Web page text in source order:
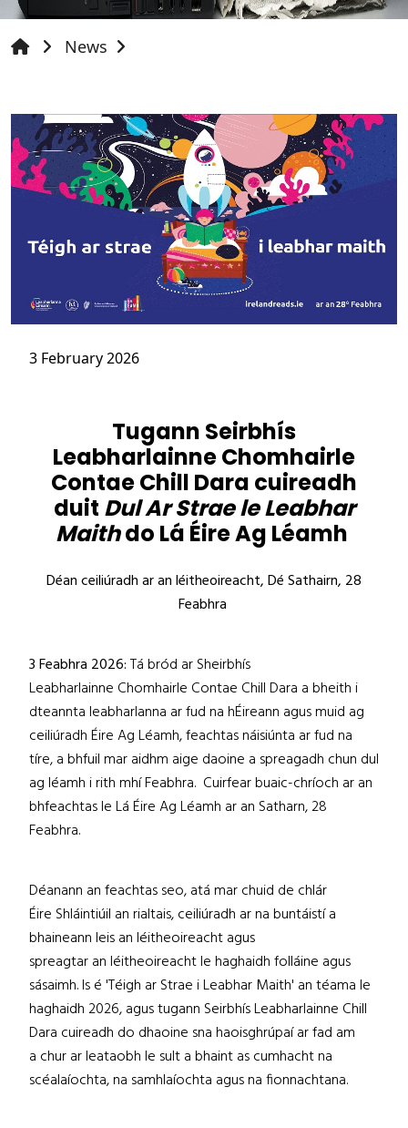
News
3 February 2026
Tugann Seirbhís
Leabharlainne Chomhairle
Contae Chill Dara cuireadh
duit Dul Ar Strae le Leabhar
Maithdo Lá Éire Ag Léamh
Déan ceiliúradh ar an léitheoireacht, Dé Sathairn, 28
Feabhra
3 Feabhra 2026:Tá bród ar Sheirbhís
Leabharlainne Chomhairle Contae Chill Dara a bheith i
dteannta leabharlanna ar fud na hÉireann agus muid ag
ceiliúradh Éire Ag Léamh, feachtas náisiúnta ar fud na
tíre, a bhfuil mar aidhm aige daoine a spreagadh chun dul
ag léamh i rith mhí Feabhra. Cuirfear buaic-chríoch ar an
bhfeachtas le Lá Éire Ag Léamh ar an Satharn, 28
Feabhra.
Déanann an feachtas seo, atá mar chuid de chlár
Éire Shláintiúil an rialtais, ceiliúradh ar na buntáistí a
bhaineann leis an léitheoireacht agus
spreagtar an léitheoireacht le haghaidh folláine agus
sásaimh. Is é 'Téigh ar Strae i Leabhar Maith' an téama le
haghaidh 2026, agus tugann Seirbhís Leabharlainne Chill
Dara cuireadh do dhaoine sna haoisghrúpaí ar fad am
a chur ar leataobh le sult a bhaint as cumhacht na
scéalaíochta, na samhlaíochta agus na fionnachtana.